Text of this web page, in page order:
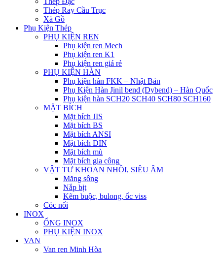
Thép Ray Cầu Trục
Xà Gồ
Phụ Kiện Thép
PHỤ KIỆN REN
Phụ kiện ren Mech
Phụ kiện ren K1
Phụ kiện ren giá rẻ
PHỤ KIỆN HÀN
Phụ kiện hàn FKK – Nhật Bản
Phụ Kiện Hàn Jinil bend (Dybend) – Hàn Quốc
Phụ kiện hàn SCH20 SCH40 SCH80 SCH160
MẶT BÍCH
Mặt bích JIS
Mặt bích BS
Mặt bích ANSI
Mặt bích DIN
Mặt bích mù
Mặt bích gia công
VẬT TƯ KHOAN NHỒI, SIÊU ÂM
Măng sông
Nắp bịt
Kẽm buộc, bulong, ốc viss
Cóc nối
INOX
ỐNG INOX
PHỤ KIỆN INOX
VAN
Van ren Minh Hòa